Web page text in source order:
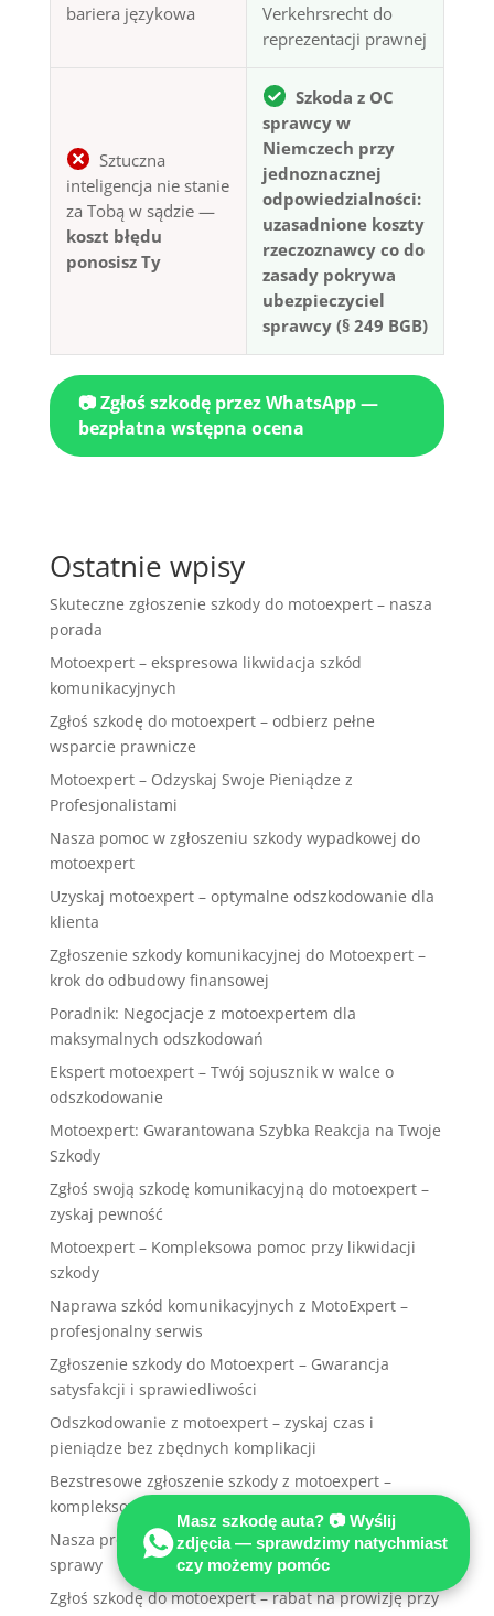
bariera językowa
Verkehrsrecht do
reprezentacji prawnej
Sztuczna
inteligencja nie stanie
za Tobą w sądzie —
koszt błędu
ponosisz Ty
Szkoda z OC
sprawcy w
Niemczech przy
jednoznacznej
odpowiedzialności:
uzasadnione koszty
rzeczoznawcy co do
zasady pokrywa
ubezpieczyciel
sprawcy (§ 249 BGB)
📷 Zgłoś szkodę przez WhatsApp —
bezpłatna wstępna ocena
Ostatnie wpisy
Skuteczne zgłoszenie szkody do motoexpert – nasza
porada
Motoexpert – ekspresowa likwidacja szkód
komunikacyjnych
Zgłoś szkodę do motoexpert – odbierz pełne
wsparcie prawnicze
Motoexpert – Odzyskaj Swoje Pieniądze z
Profesjonalistami
Nasza pomoc w zgłoszeniu szkody wypadkowej do
motoexpert
Uzyskaj motoexpert – optymalne odszkodowanie dla
klienta
Zgłoszenie szkody komunikacyjnej do Motoexpert –
krok do odbudowy finansowej
Poradnik: Negocjacje z motoexpertem dla
maksymalnych odszkodowań
Ekspert motoexpert – Twój sojusznik w walce o
odszkodowanie
Motoexpert: Gwarantowana Szybka Reakcja na Twoje
Szkody
Zgłoś swoją szkodę komunikacyjną do motoexpert –
zyskaj pewność
Motoexpert – Kompleksowa pomoc przy likwidacji
szkody
Naprawa szkód komunikacyjnych z MotoExpert –
profesjonalny serwis
Zgłoszenie szkody do Motoexpert – Gwarancja
satysfakcji i sprawiedliwości
Odszkodowanie z motoexpert – zyskaj czas i
pieniądze bez zbędnych komplikacji
Bezstresowe zgłoszenie szkody z motoexpert –
kompleksowa pomoc
Nasza profesjonalna metoda motoexpert dla każdej
sprawy
Zgłoś szkodę do motoexpert – rabat na prowizję przy
Masz szkodę auta? 📷 Wyślij
zdjęcia — sprawdzimy natychmiast
czy możemy pomóc